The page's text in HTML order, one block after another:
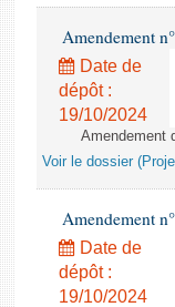
Amendement
Date de
dépôt :
19/10/2024
Amendement
Voir le dossier
Amendement
Date de
dépôt :
19/10/2024